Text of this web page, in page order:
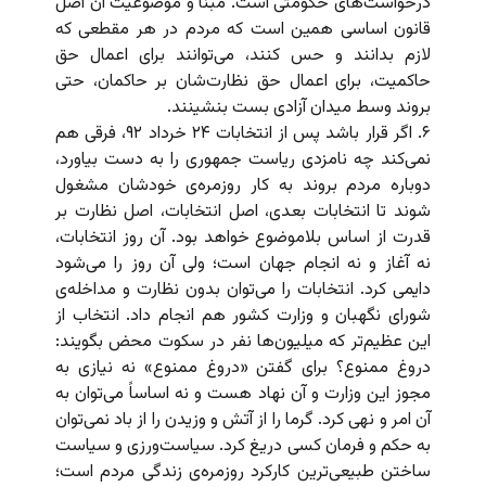
قانون اساسی همین است که مردم در هر مقطعی که
لازم بدانند و حس کنند، می‌توانند برای اعمال حق
حاکمیت، برای اعمال حق نظارت‌شان بر حاکمان، حتی
بروند وسط میدان آزادی بست بنشینند.
۶. اگر قرار باشد پس از انتخابات ۲۴ خرداد ۹۲، فرقی هم
نمی‌کند چه نامزدی ریاست جمهوری را به دست بیاورد،
دوباره مردم بروند به کار روزمره‌ی خودشان مشغول
شوند تا انتخابات بعدی، اصل انتخابات، اصل نظارت بر
قدرت از اساس بلاموضوع خواهد بود. آن روز انتخابات،
نه آغاز و نه انجام جهان است؛ ولی آن روز را می‌شود
دایمی کرد. انتخابات را می‌توان بدون نظارت و مداخله‌ی
شورای نگهبان و وزارت کشور هم انجام داد. انتخاب از
این عظیم‌تر که میلیون‌ها نفر در سکوت محض بگویند:
دروغ ممنوع؟ برای گفتن «دروغ ممنوع» نه نیازی به
مجوز این وزارت و آن نهاد هست و نه اساساً می‌توان به
آن امر و نهی کرد. گرما را از آتش و وزیدن را از باد نمی‌توان
به حکم و فرمان کسی دریغ کرد. سیاست‌ورزی و سیاست
ساختن طبیعی‌ترین کارکرد روزمره‌ی زندگی مردم است؛